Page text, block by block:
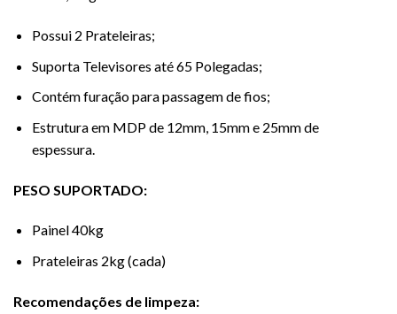
Possui 2 Prateleiras;
Suporta Televisores até 65 Polegadas;
Contém furação para passagem de fios;
Estrutura em MDP de 12mm, 15mm e 25mm de
espessura.
PESO SUPORTADO:
Painel 40kg
Prateleiras 2kg (cada)
Recomendações de limpeza: